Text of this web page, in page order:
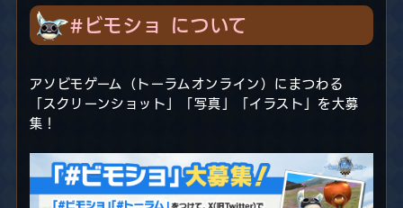
#ビモショ について
アソビモゲーム（トーラムオンライン）にまつわる
「スクリーンショット」「写真」「イラスト」を大募
集！